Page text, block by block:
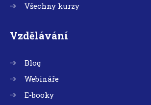
Všechny kurzy
Vzdělávání
Blog
Webináře
E-booky